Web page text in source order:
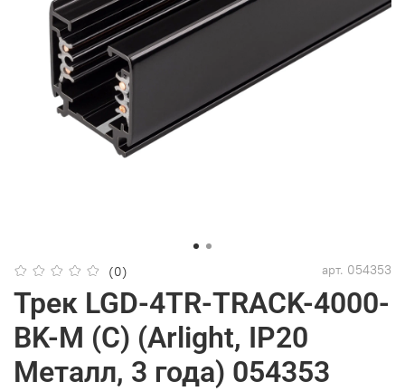
(0) арт. 054353
Трек LGD-4TR-TRACK-4000-
BK-M (C) (Arlight, IP20
Металл, 3 года) 054353